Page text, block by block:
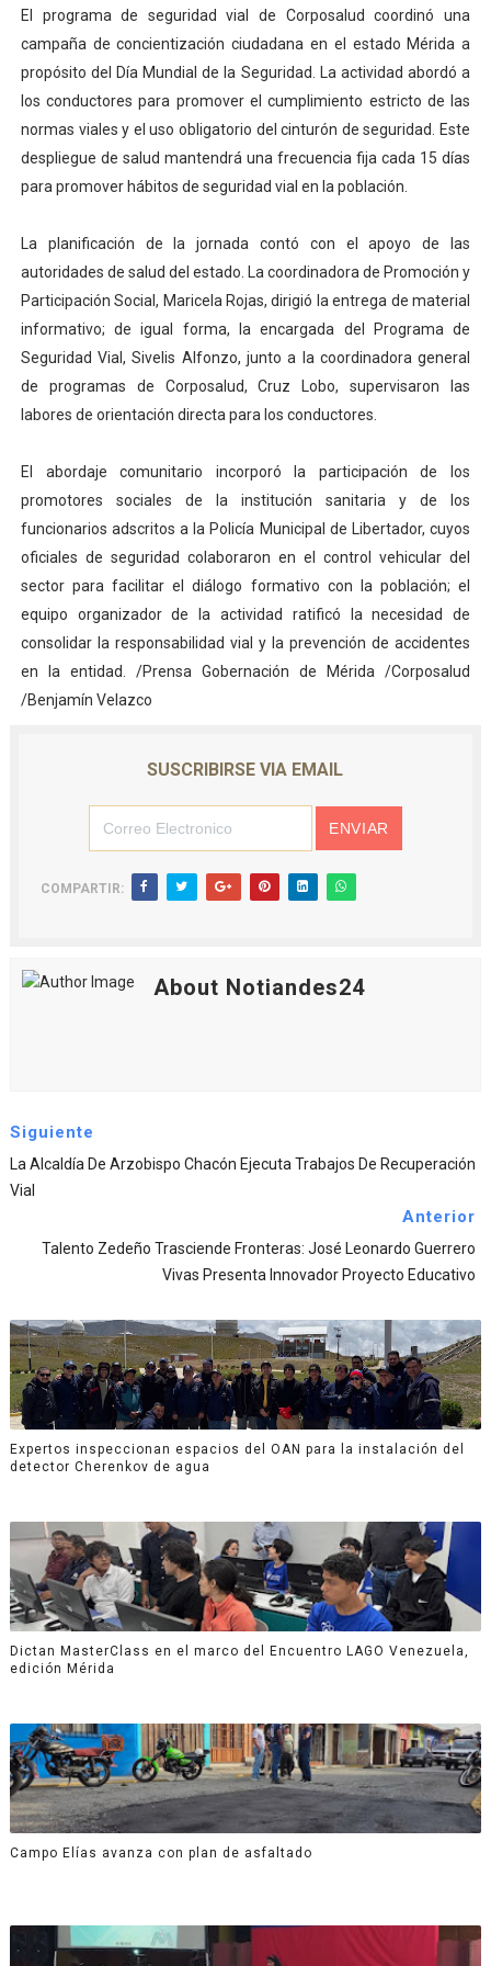
El Lactario del Iahula celebra la Semana Mundial de la
Plan Vacacional "Venezuela Ríe 2026" brinda
Iniciación al yoga reúne a diversos clubes deportivos
Mincomunas impulsa el autogobierno en Mérida con
El programa de seguridad vial de Corposalud coordinó una
campaña de concientización ciudadana en el estado Mérida a
propósito del Día Mundial de la Seguridad. La actividad abordó a
los conductores para promover el cumplimiento estricto de las
normas viales y el uso obligatorio del cinturón de seguridad. Este
despliegue de salud mantendrá una frecuencia fija cada 15 días
para promover hábitos de seguridad vial en la población.
La planificación de la jornada contó con el apoyo de las
autoridades de salud del estado. La coordinadora de Promoción y
Participación Social, Maricela Rojas, dirigió la entrega de material
informativo; de igual forma, la encargada del Programa de
Seguridad Vial, Sivelis Alfonzo, junto a la coordinadora general
de programas de Corposalud, Cruz Lobo, supervisaron las
labores de orientación directa para los conductores.
El abordaje comunitario incorporó la participación de los
promotores sociales de la institución sanitaria y de los
funcionarios adscritos a la Policía Municipal de Libertador, cuyos
oficiales de seguridad colaboraron en el control vehicular del
sector para facilitar el diálogo formativo con la población; el
equipo organizador de la actividad ratificó la necesidad de
consolidar la responsabilidad vial y la prevención de accidentes
en la entidad. /Prensa Gobernación de Mérida /Corposalud
/Benjamín Velazco
SUSCRIBIRSE VIA EMAIL
COMPARTIR:
About Notiandes24
Siguiente
La Alcaldía De Arzobispo Chacón Ejecuta Trabajos De Recuperación
Vial
Anterior
Talento Zedeño Trasciende Fronteras: José Leonardo Guerrero
Vivas Presenta Innovador Proyecto Educativo
Expertos inspeccionan espacios del OAN para la instalación del
detector Cherenkov de agua
Dictan MasterClass en el marco del Encuentro LAGO Venezuela,
edición Mérida
Campo Elías avanza con plan de asfaltado